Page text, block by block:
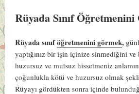
Rüyada Sınıf
Rüyada sınıföğretmenini görmek,
yaptığınız bir işin içinize sinmediğini
huzursuz ve mutsuz hissetmeniz
çoğunlukla kötü ve huzursuz olmak
Rüyayı gördükten sonra içinde